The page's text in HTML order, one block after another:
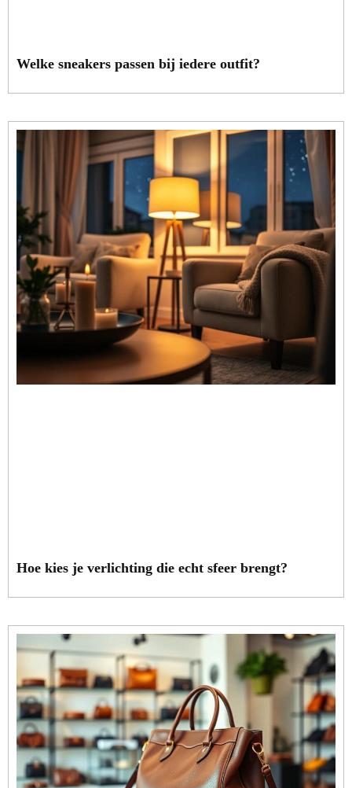
Welke sneakers passen bij iedere outfit?
Hoe kies je verlichting die echt sfeer brengt?